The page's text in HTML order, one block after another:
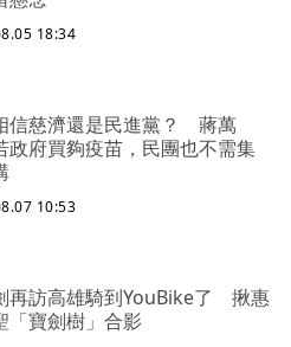
18:34
信慈濟還是民進黨？ 蔣萬
政府買夠疫苗，民團也不需集
10:53
再訪高雄騎到YouBike了 揪惠
「寶劍樹」合影